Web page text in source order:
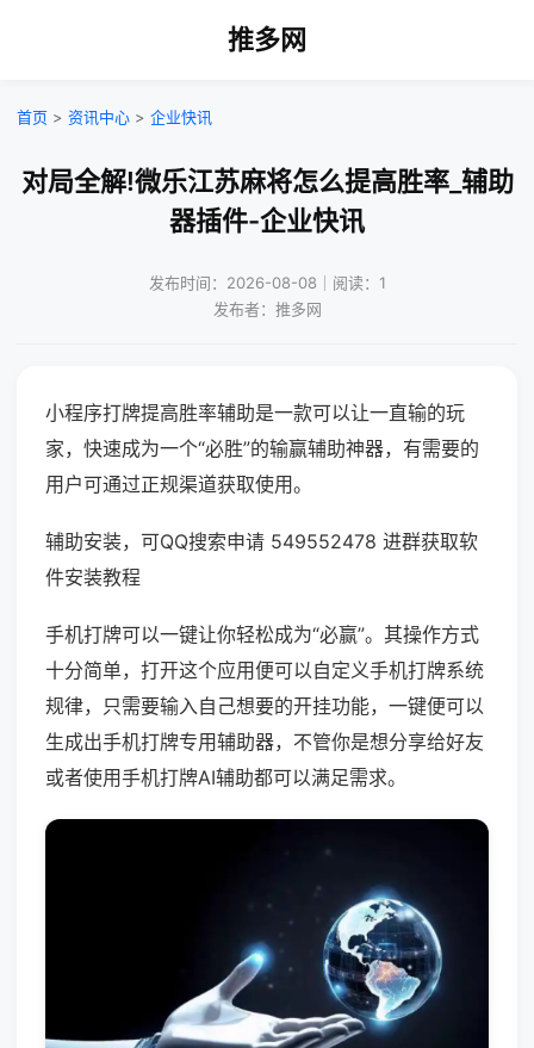
推多网
首页 > 资讯中心 > 企业快讯
对局全解!微乐江苏麻将怎么提高胜率_辅助
器插件-企业快讯
发布时间：2026-08-08｜阅读：1
发布者：推多网
小程序打牌提高胜率辅助是一款可以让一直输的玩
家，快速成为一个“必胜”的输赢辅助神器，有需要的
用户可通过正规渠道获取使用。
辅助安装，可QQ搜索申请 549552478 进群获取软
件安装教程
手机打牌可以一键让你轻松成为“必赢”。其操作方式
十分简单，打开这个应用便可以自定义手机打牌系统
规律，只需要输入自己想要的开挂功能，一键便可以
生成出手机打牌专用辅助器，不管你是想分享给好友
或者使用手机打牌AI辅助都可以满足需求。